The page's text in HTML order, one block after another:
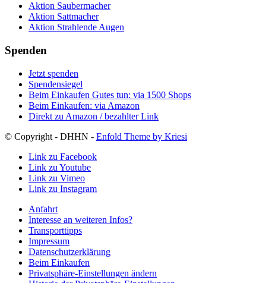
Aktion Saubermacher
Aktion Sattmacher
Aktion Strahlende Augen
Spenden
Jetzt spenden
Spendensiegel
Beim Einkaufen Gutes tun: via 1500 Shops
Beim Einkaufen: via Amazon
Direkt zu Amazon / bezahlter Link
© Copyright - DHHN - Enfold Theme by Kriesi
Link zu Facebook
Link zu Youtube
Link zu Vimeo
Link zu Instagram
Anfahrt
Interesse an weiteren Infos?
Transporttipps
Impressum
Datenschutzerklärung
Beim Einkaufen
Privatsphäre-Einstellungen ändern